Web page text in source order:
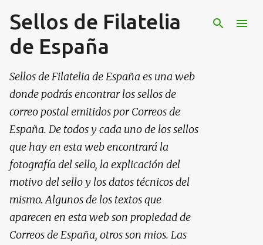
Ir al contenido principal
Sellos de Filatelia
de España
Sellos de Filatelia de España es una web
donde podrás encontrar los sellos de
correo postal emitidos por Correos de
España. De todos y cada uno de los sellos
que hay en esta web encontrará la
fotografía del sello, la explicación del
motivo del sello y los datos técnicos del
mismo. Algunos de los textos que
aparecen en esta web son propiedad de
Correos de España, otros son mios. Las